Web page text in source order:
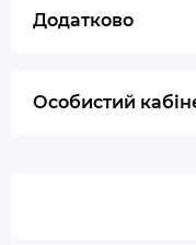
Додатково
Особистий